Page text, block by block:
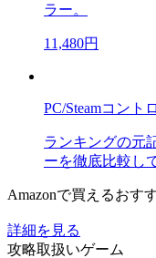
ラー。
11,480円
PC/Steamコント
ランキングの元
ーを徹底比較し
Amazonで買えるおす
詳細を見る
攻略取扱いゲーム